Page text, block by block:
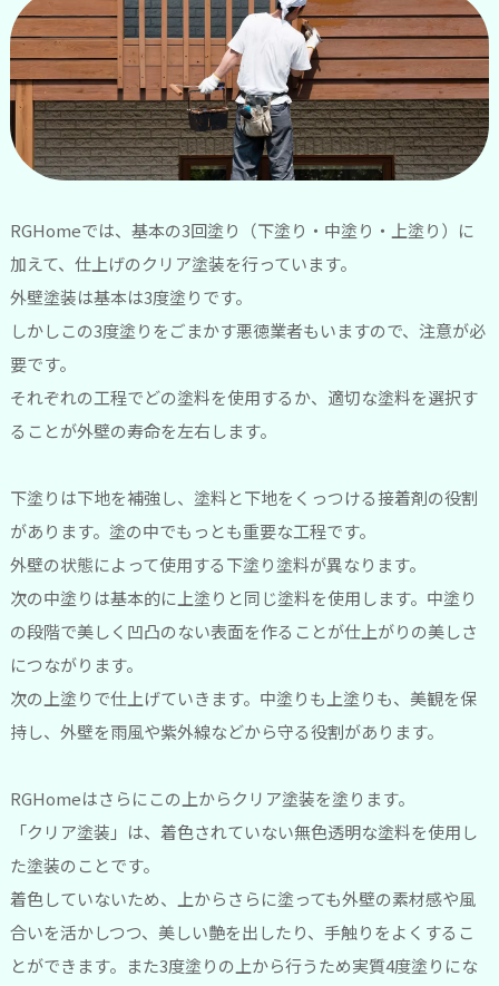
RGHomeでは、基本の3回塗り（下塗り・中塗り・上塗り）に
加えて、仕上げのクリア塗装を行っています。
外壁塗装は基本は3度塗りです。
しかしこの3度塗りをごまかす悪徳業者もいますので、注意が必
要です。
それぞれの工程でどの塗料を使用するか、適切な塗料を選択す
ることが外壁の寿命を左右します。
下塗りは下地を補強し、塗料と下地をくっつける接着剤の役割
があります。塗の中でもっとも重要な工程です。
外壁の状態によって使用する下塗り塗料が異なります。
次の中塗りは基本的に上塗りと同じ塗料を使用します。中塗り
の段階で美しく凹凸のない表面を作ることが仕上がりの美しさ
につながります。
次の上塗りで仕上げていきます。中塗りも上塗りも、美観を保
持し、外壁を雨風や紫外線などから守る役割があります。
RGHomeはさらにこの上からクリア塗装を塗ります。
「クリア塗装」は、着色されていない無色透明な塗料を使用し
た塗装のことです。
着色していないため、上からさらに塗っても外壁の素材感や風
合いを活かしつつ、美しい艶を出したり、手触りをよくするこ
とができます。また3度塗りの上から行うため実質4度塗りにな